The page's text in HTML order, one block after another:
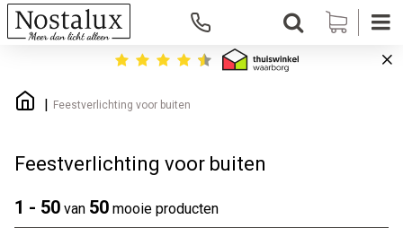
Feestverlichting voor buiten
Feestverlichting voor buiten
1 - 50 van 50 mooie producten